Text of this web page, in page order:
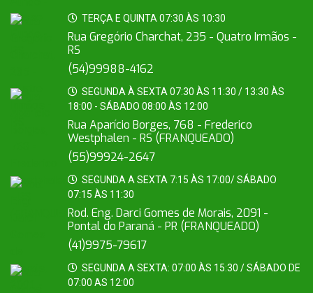
TERÇA E QUINTA 07:30 ÀS 10:30
Rua Gregório Charchat, 235 - Quatro Irmãos -
RS
(54)99988-4162
SEGUNDA À SEXTA 07:30 ÀS 11:30 / 13:30 ÀS
18:00 - SÁBADO 08:00 ÀS 12:00
Rua Aparício Borges, 768 - Frederico
Westphalen - RS (FRANQUEADO)
(55)99924-2647
SEGUNDA A SEXTA 7:15 ÀS 17:00/ SÁBADO
07:15 ÀS 11:30
Rod. Eng. Darci Gomes de Morais, 2091 -
Pontal do Paraná - PR (FRANQUEADO)
(41)9975-79617
SEGUNDA A SEXTA: 07:00 ÀS 15:30 / SÁBADO DE
07:00 AS 12:00